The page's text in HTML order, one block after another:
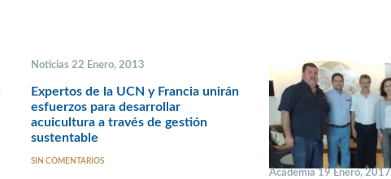
Noticias 22 Enero, 2013
Expertos de la UCN y Francia unirán
esfuerzos para desarrollar
acuicultura a través de gestión
sustentable
SIN COMENTARIOS
Academia 19 Enero, 2017